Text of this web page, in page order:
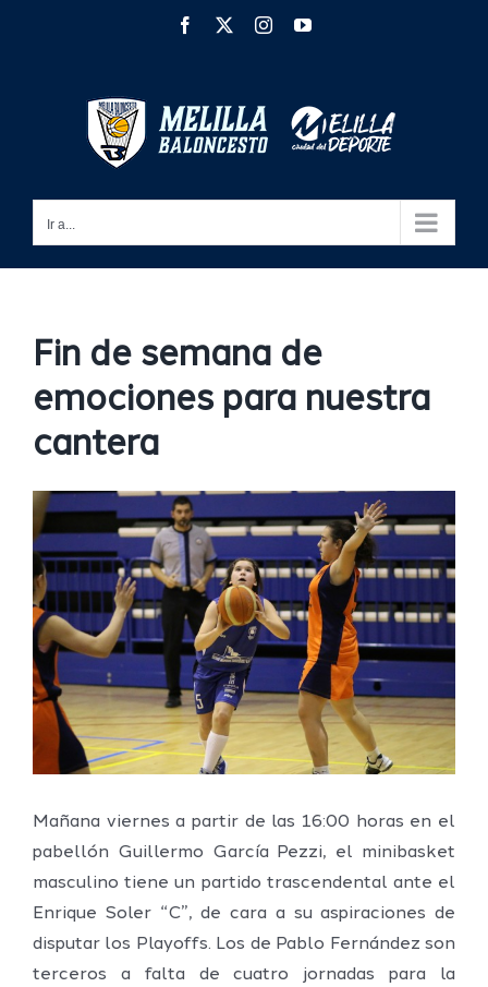
Facebook InstagramYouTube
Ir a...
Fin de semana de
emociones para nuestra
cantera
Ver
imagen
más
grande
Mañana viernes a partir de las 16:00 horas en el
pabellón Guillermo García Pezzi, el minibasket
masculino tiene un partido trascendental ante el
Enrique Soler “C”, de cara a su aspiraciones de
disputar los Playoffs. Los de Pablo Fernández son
terceros a falta de cuatro jornadas para la